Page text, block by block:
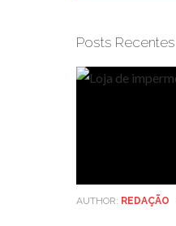
Posts Recentes
AUTHOR: REDAÇÃO